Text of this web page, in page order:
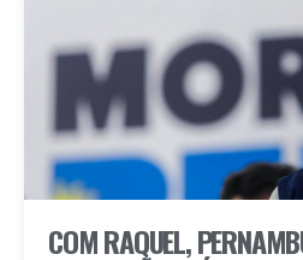
COM RAQUEL,